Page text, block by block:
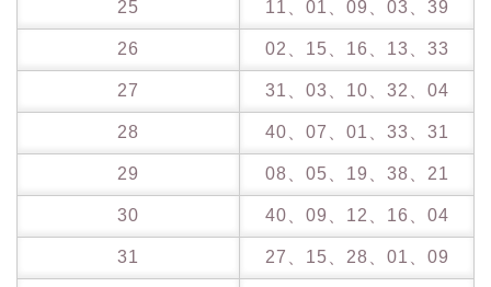
25 11、01、09、03、39
26 02、15、16、13、33
27 31、03、10、32、04
28 40、07、01、33、31
29 08、05、19、38、21
30 40、09、12、16、04
31 27、15、28、01、09